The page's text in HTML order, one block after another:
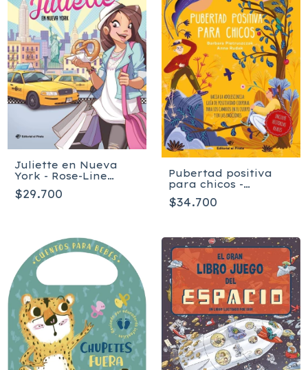
Juliette en Nueva
York - Rose-Line
Brasset
$29.700
Pubertad positiva
para chicos -
Bárbara Pietruszczak
$34.700